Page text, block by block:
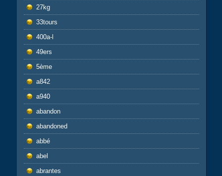
27kg
33tours
400a-l
49ers
5ème
a842
a940
abandon
abandoned
abbé
abel
abrantes